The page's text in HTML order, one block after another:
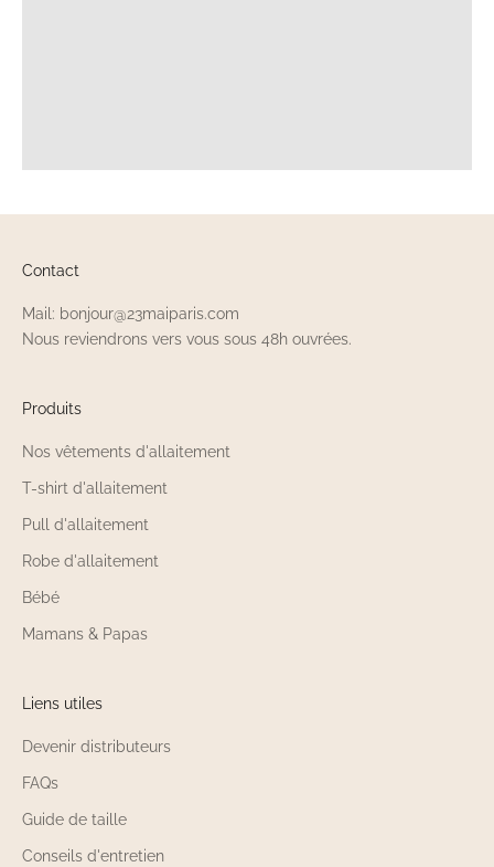
Contact
Mail: bonjour@23maiparis.com
Nous reviendrons vers vous sous 48h ouvrées.
Produits
Nos vêtements d'allaitement
T-shirt d'allaitement
Pull d'allaitement
Robe d'allaitement
Bébé
Mamans & Papas
Liens utiles
Devenir distributeurs
FAQs
Guide de taille
Conseils d'entretien